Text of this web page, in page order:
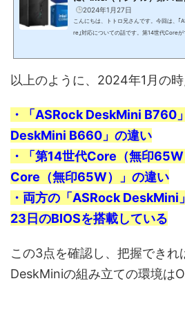
載！（2023年9月8日のBIOS
2024年1月27日
こんにちは、トトロ兄さんです。今回は、
re｣対応についての話です。第14世代Coreが
以上のように、2024年1月の時
・「ASRock DeskMini B760
DeskMini B660」の違い
・「第14世代Core（無印
Core（無印65W）」の違い
・両方の「ASRock DeskMini
23日のBIOSを搭載している
この3点を確認し、把握できれ
DeskMiniの組み立ての環境は